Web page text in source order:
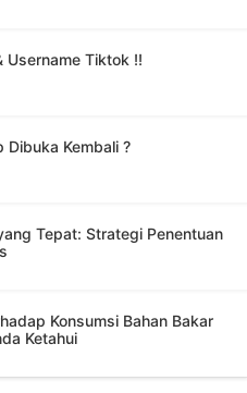
Username Tiktok !!
Dibuka Kembali ?
Tepat: Strategi Penentuan
Konsumsi Bahan Bakar
Ketahui